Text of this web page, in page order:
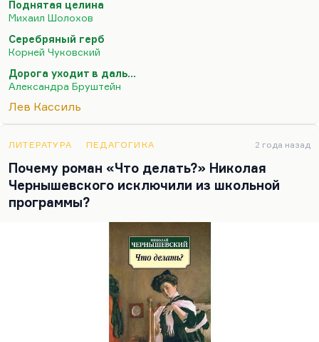
на память любимые словечки из этой трилогии.
произведение, Кассиль — автор тоже с великими
потенциями, правда, они не сложились по
разным причинам. Я, правда, больше люблю
«Великое противостояние», мне оно кажется
очень значимой книгой до 30-х годов. Потом уже,
Поднятая целина
Михаил Шолохов
Серебряный герб
Корней Чуковский
Дорога уходит в даль…
Александра Бруштейн
Лев Кассиль
ЛИТЕРАТУРА ПЕДАГОГИКА 2 года назад
Почему роман «Что делать?» Николая
Чернышевского исключили из школьной
программы?